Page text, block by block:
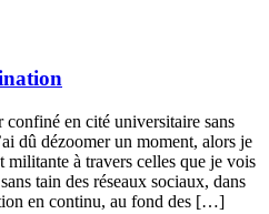
en cité universitaire sans
dû dézoomer un moment, alors je
militante à travers celles que je vois
tain des réseaux sociaux, dans
en continu, au fond des […]